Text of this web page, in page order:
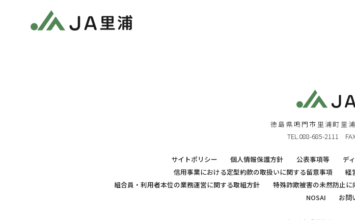
徳島県鳴門市里浦町里
TEL.088-685-2111
サイトポリシー 個人情報保護方針 公表事項等 デ
信用事業における定型約款の取扱いに関する留意事項
経
組合員・利用者本位の業務運営に関する取組方針
特殊詐欺被害の未然防止
NOSAI
お問